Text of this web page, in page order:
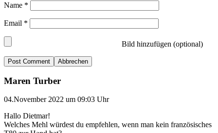
Name *
Email *
Bild hinzufügen (optional)
Abbrechen
Maren Turber
04.November 2022 um 09:03 Uhr
Hallo Dietmar!
Welches Mehl würdest du empfehlen, wenn man kein französisches